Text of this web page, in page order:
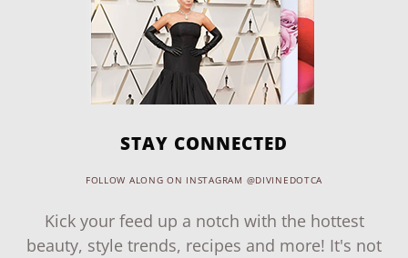
STAY CONNECTED
FOLLOW ALONG ON INSTAGRAM @DIVINEDOTCA
Kick your feed up a notch with the hottest
beauty, style trends, recipes and more! It's not